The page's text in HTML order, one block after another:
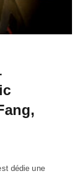
dédie une